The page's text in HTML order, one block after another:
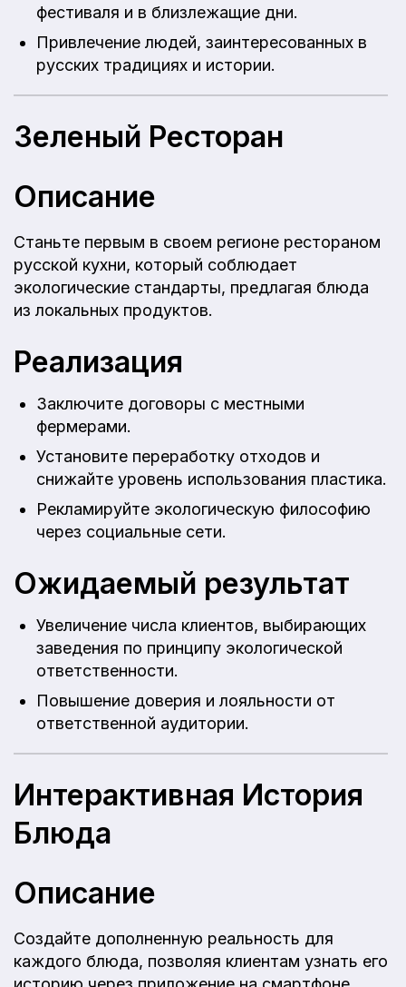
фестиваля и в близлежащие дни.
Привлечение людей, заинтересованных в
русских традициях и истории.
Зеленый Ресторан
Описание
Станьте первым в своем регионе рестораном
русской кухни, который соблюдает
экологические стандарты, предлагая блюда
из локальных продуктов.
Реализация
Заключите договоры с местными
фермерами.
Установите переработку отходов и
снижайте уровень использования пластика.
Рекламируйте экологическую философию
через социальные сети.
Ожидаемый результат
Увеличение числа клиентов, выбирающих
заведения по принципу экологической
ответственности.
Повышение доверия и лояльности от
ответственной аудитории.
Интерактивная История
Блюда
Описание
Создайте дополненную реальность для
каждого блюда, позволяя клиентам узнать его